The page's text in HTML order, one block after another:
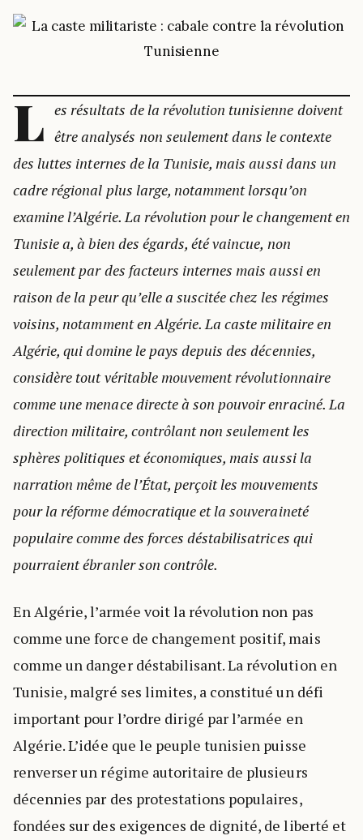
L es résultats de la révolution tunisienne doivent
être analysés non seulement dans le contexte
des luttes internes de la Tunisie, mais aussi dans un
cadre régional plus large, notamment lorsqu’on
examine l’Algérie. La révolution pour le changement en
Tunisie a, à bien des égards, été vaincue, non
seulement par des facteurs internes mais aussi en
raison de la peur qu’elle a suscitée chez les régimes
voisins, notamment en Algérie. La caste militaire en
Algérie, qui domine le pays depuis des décennies,
considère tout véritable mouvement révolutionnaire
comme une menace directe à son pouvoir enraciné. La
direction militaire, contrôlant non seulement les
sphères politiques et économiques, mais aussi la
narration même de l’État, perçoit les mouvements
pour la réforme démocratique et la souveraineté
populaire comme des forces déstabilisatrices qui
pourraient ébranler son contrôle.
En Algérie, l’armée voit la révolution non pas
comme une force de changement positif, mais
comme un danger déstabilisant. La révolution en
Tunisie, malgré ses limites, a constitué un défi
important pour l’ordre dirigé par l’armée en
Algérie. L’idée que le peuple tunisien puisse
renverser un régime autoritaire de plusieurs
décennies par des protestations populaires,
fondées sur des exigences de dignité, de liberté et